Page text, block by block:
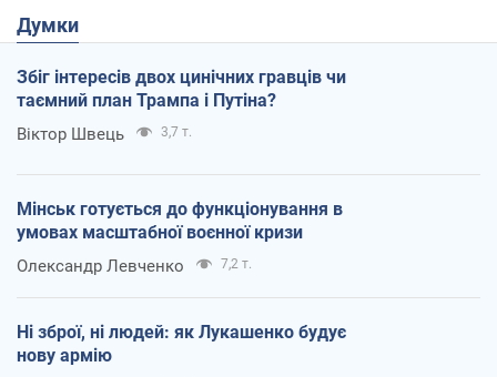
Думки
Збіг інтересів двох цинічних гравців чи
таємний план Трампа і Путіна?
Віктор Швець 3,7 т.
Мінськ готується до функціонування в
умовах масштабної воєнної кризи
Олександр Левченко 7,2 т.
Ні зброї, ні людей: як Лукашенко будує
нову армію